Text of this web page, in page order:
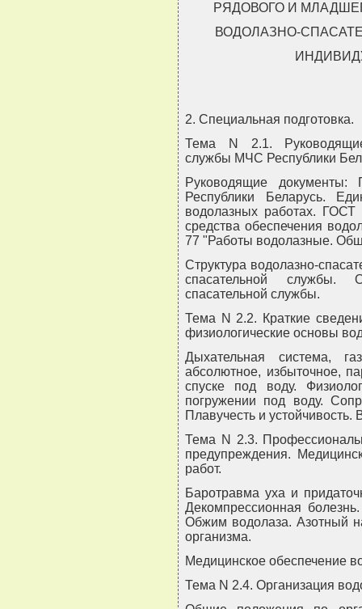
РЯДОВОГО И
ВОДОЛАЗНО-
2. Специальная подготовка.
Тема N 2.1. Руководящие
службы МЧС Республики
Руководящие
Республики Беларусь.
водолазных работах.
средства обеспечения
77 "Работы водолазные.
Структура водолазно-
спасательной службы.
спасательной службы.
Тема N 2.2. Краткие
физиологические основы
Дыхательная система,
абсолютное, избыточное,
спуске под воду.
погружении под воду.
Плавучесть и
Тема N 2.3.
предупреждения.
работ.
Баротравма уха и
Декомпрессионная
Обжим водолаза. Азотный
организма.
Медицинское обеспечение
Тема N 2.4. Организация